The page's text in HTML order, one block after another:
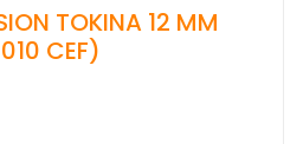
TOKINA 12 MM
CEF)